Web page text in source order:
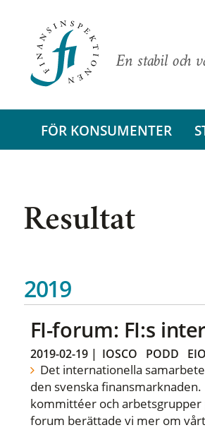
En stabil och
FÖR KONSUMENTER
Resultat
2019
FI-forum: FI:s
2019-02-19| IOSCO PODD
Det internationella
den svenska
kommittéer och arbetsgrupper
forum berättade vi mer om